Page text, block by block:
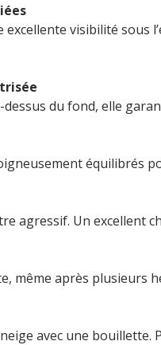
visibilité
du fond, elle
équilibrés
agressif. Un
après plusieurs
avec une